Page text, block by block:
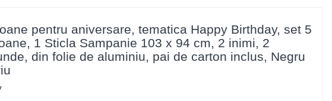
pentru aniversare, tematica Happy Birthday, set 5
1 Sticla Sampanie 103 x 94 cm, 2 inimi, 2
din folie de aluminiu, pai de carton inclus, Negru